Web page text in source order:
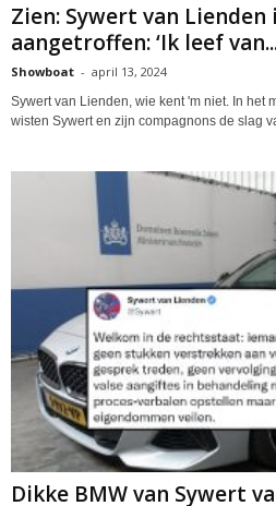
Zien: Sywert van
aangetroffen: ‘Ik leef
Showboat - april 13, 2024
Sywert van Lienden, wie kent 'm niet. In het
wisten Sywert en zijn compagnons de slag
Dikke BMW van Sywert